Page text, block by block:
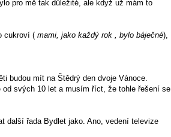
pro mě tak důležité, ale když už mám to
cukroví ( mami, jako každý rok , bylo báječné),
budou mít na Štědrý den dvoje Vánoce.
svých 10 let a musím říct, že tohle řešení se
další řada Bydlet jako. Ano, vedení televize